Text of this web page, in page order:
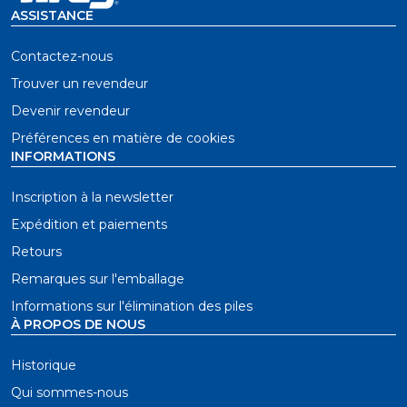
Complètement plat : mise à niveau facile du RL2.0K
pour un alignement précis du guide parallèle
Pas besoin de percer vos propres trous : les trous de
montage (tête fraisée) pour une installation rapide
de la table de toupie sont déjà pré-percés.
Compatible avec les systèmes de table de toupie
ASSISTANCE
Contactez-nous
Trouver un revendeur
Devenir revendeur
Préférences en matière de cookies
INFORMATIONS
Inscription à la newsletter
Expédition et paiements
Retours
Remarques sur l'emballage
Informations sur l'élimination des piles
À PROPOS DE NOUS
Historique
Qui sommes-nous